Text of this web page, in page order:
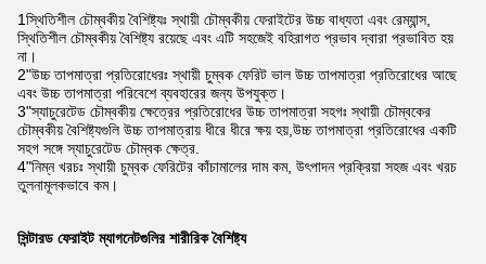
1স্থিতিশীল চৌম্বকীয় বৈশিষ্ট্যঃ স্থায়ী চৌম্বকীয় ফেরাইটের উচ্চ বাধ্যতা এবং রেম্যান্স,
স্থিতিশীল চৌম্বকীয় বৈশিষ্ট্য রয়েছে এবং এটি সহজেই বহিরাগত প্রভাব দ্বারা প্রভাবিত হয়
না।
2"উচ্চ তাপমাত্রা প্রতিরোধেরঃ স্থায়ী চুম্বক ফেরিট ভাল উচ্চ তাপমাত্রা প্রতিরোধের আছে
এবং উচ্চ তাপমাত্রা পরিবেশে ব্যবহারের জন্য উপযুক্ত।
3"স্যাচুরেটেড চৌম্বকীয় ক্ষেত্রের প্রতিরোধের উচ্চ তাপমাত্রা সহগঃ স্থায়ী চৌম্বকের
চৌম্বকীয় বৈশিষ্ট্যগুলি উচ্চ তাপমাত্রায় ধীরে ধীরে ক্ষয় হয়,উচ্চ তাপমাত্রা প্রতিরোধের একটি
সহগ সঙ্গে স্যাচুরেটেড চৌম্বক ক্ষেত্র.
4"নিম্ন খরচঃ স্থায়ী চুম্বক ফেরিটের কাঁচামালের দাম কম, উৎপাদন প্রক্রিয়া সহজ এবং খরচ
তুলনামূলকভাবে কম।
সিন্টারড ফেরাইট ম্যাগনেটগুলির শারীরিক বৈশিষ্ট্য